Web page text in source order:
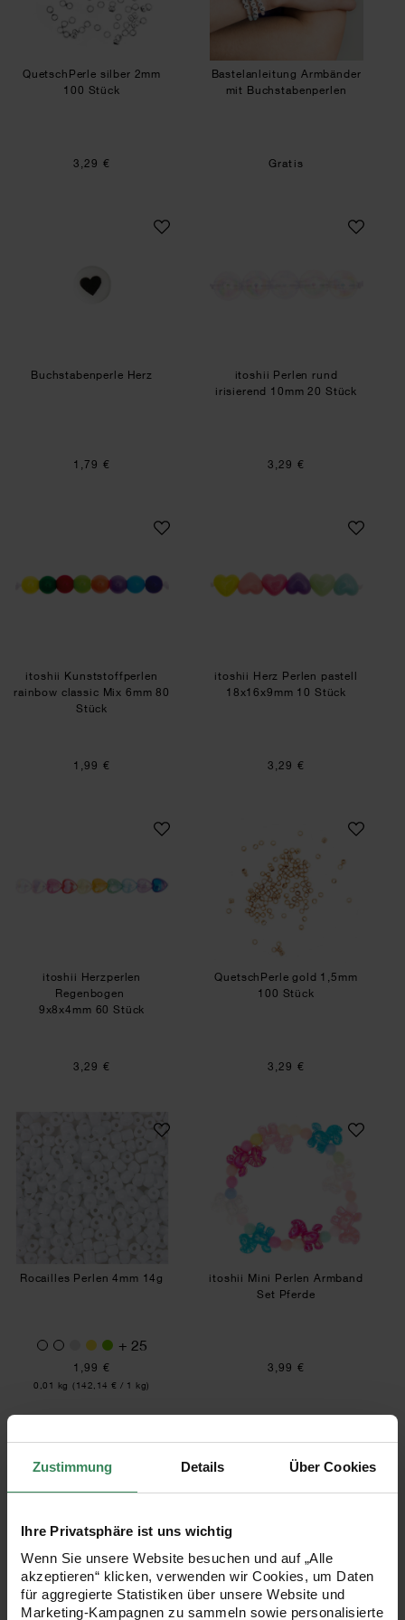
Zustimmung Details Über Cookies
Ihre Privatsphäre ist uns wichtig
Wenn Sie unsere Website besuchen und auf „Alle
akzeptieren“ klicken, verwenden wir Cookies, um Daten
für aggregierte Statistiken über unsere Website und
Marketing-Kampagnen zu sammeln sowie personalisierte
QuetschPerle silber 2mm
100 Stück
3,29 €
Bastelanleitung Armbänder
mit Buchstabenperlen
Gratis
Buchstabenperle Herz
Buchstabenperle Herz
1,79 €
itoshii Perlen
itoshii Perlen rund
irisierend 10mm 20 Stück
3,29 €
itoshii Kunststoffperlen rainbow classic Mix
itoshii Kunststoffperlen
rainbow classic Mix 6mm 80
Stück
1,99 €
itoshii Herz
itoshii Herz Perlen pastell
18x16x9mm 10 Stück
3,29 €
itoshii Herzperlen Regenbogen
itoshii Herzperlen
Regenbogen
9x8x4mm 60 Stück
3,29 €
QuetschPerle
QuetschPerle gold 1,5mm
100 Stück
3,29 €
Rocailles Perlen 4mm 14g
Rocailles Perlen 4mm 14g
+ 25
1,99 €
Inhalt:
0,01 kg (142,14 € / 1 kg)
itoshii Mini
itoshii Mini Perlen Armband
Set Pferde
3,99 €
itoshii beads Perlen 2,6mm
17g
Bastelanleitung
Schlüsselanhänger mit